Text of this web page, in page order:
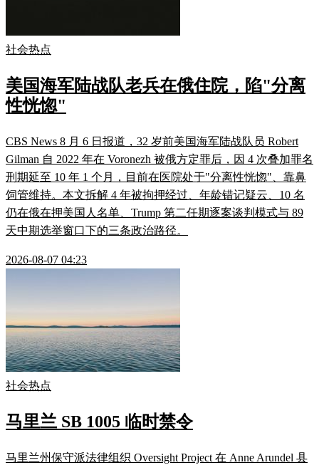
社会热点
美国海军陆战队老兵在俄住院，陷"分离
性恍惚"
CBS News 8 月 6 日报道，32 岁前美国海军陆战队员 Robert
Gilman 自 2022 年在 Voronezh 被俄方定罪后，因 4 次叠加罪名
刑期延至 10 年 1 个月，目前在医院处于"分离性恍惚"、靠鼻
饲管维持。本文拆解 4 年被拘押经过、年龄错记疑云、10 名
仍在俄在押美国人名单、Trump 第二任期逐案谈判模式与 89
天中期选举窗口下的三条政治路径。
2026-08-07 04:23
社会热点
马里兰 SB 1005 临时禁令
马里兰州保守派法律组织 Oversight Project 在 Anne Arundel 县